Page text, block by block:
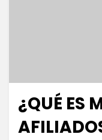
Publicada
el
febrero 11, 2021
Escuela de
¿QUÉ ES